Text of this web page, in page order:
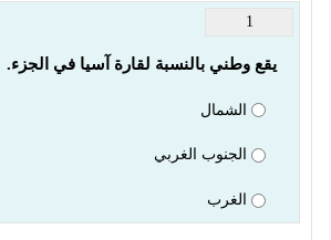
1
يقع وطني بالنسبة لقارة آسيا في الجزء.
الشمال
الجنوب الغربي
الغرب